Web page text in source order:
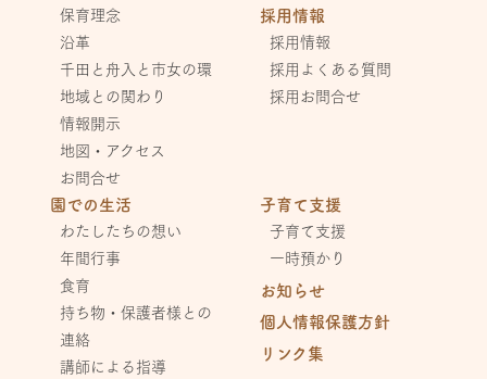
保育理念
沿革
千田と舟入と市女の環
地域との関わり
情報開示
地図・アクセス
お問合せ
園での生活
わたしたちの想い
年間行事
食育
持ち物・保護者様との
連絡
講師による指導
採用情報
採用情報
採用よくある質問
採用お問合せ
子育て支援
子育て支援
一時預かり
お知らせ
個人情報保護方針
リンク集